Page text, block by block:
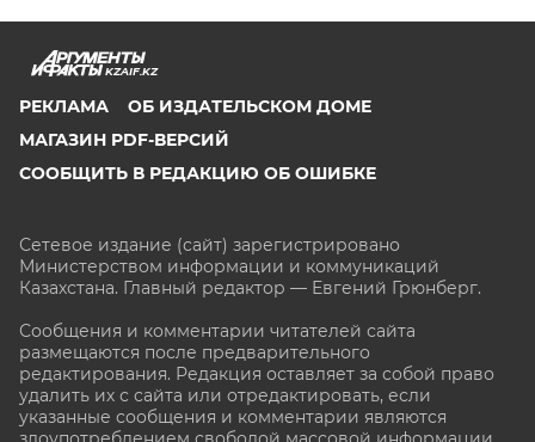
KZAIF.KZ
РЕКЛАМА
ОБ ИЗДАТЕЛЬСКОМ ДОМЕ
МАГАЗИН PDF-ВЕРСИЙ
СООБЩИТЬ В РЕДАКЦИЮ ОБ ОШИБКЕ
Сетевое издание (сайт) зарегистрировано
Министерством информации и коммуникаций
Казахстана. Главный редактор — Евгений Грюнберг.
Сообщения и комментарии читателей сайта
размещаются после предварительного
редактирования. Редакция оставляет за собой право
удалить их с сайта или отредактировать, если
указанные сообщения и комментарии являются